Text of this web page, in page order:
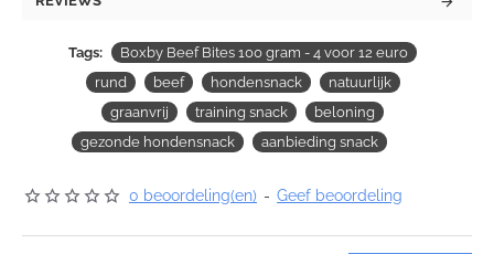
Tags:
Boxby Beef Bites 100 gram - 4 voor 12 euro
rund
beef hondensnack
natuurlijk
graanvrij
training snack
beloning
gezonde hondensnack
aanbieding snack
0 beoordeling(en) - Geef beoordeling